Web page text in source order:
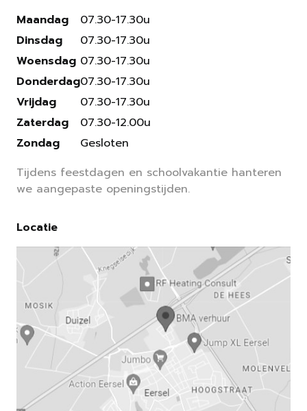
Maandag
Dinsdag
Woensdag
Donderdag
Vrijdag
Zaterdag
Zondag
07.30-17.30u
07.30-17.30u
07.30-17.30u
07.30-17.30u
07.30-17.30u
07.30-12.00u
Gesloten
Tijdens feestdagen en schoolvakantie hanteren
we aangepaste openingstijden.
Locatie